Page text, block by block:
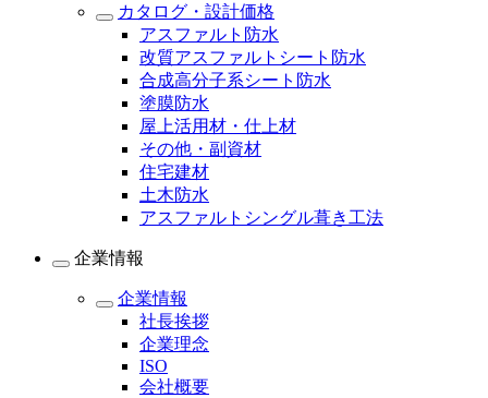
カタログ・設計価格
アスファルト防水
改質アスファルトシート防水
合成高分子系シート防水
塗膜防水
屋上活用材・仕上材
その他・副資材
住宅建材
土木防水
アスファルトシングル葺き工法
企業情報
企業情報
社長挨拶
企業理念
ISO
会社概要